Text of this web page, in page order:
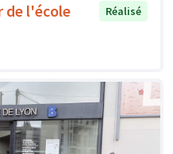
de l'école
Réalisé